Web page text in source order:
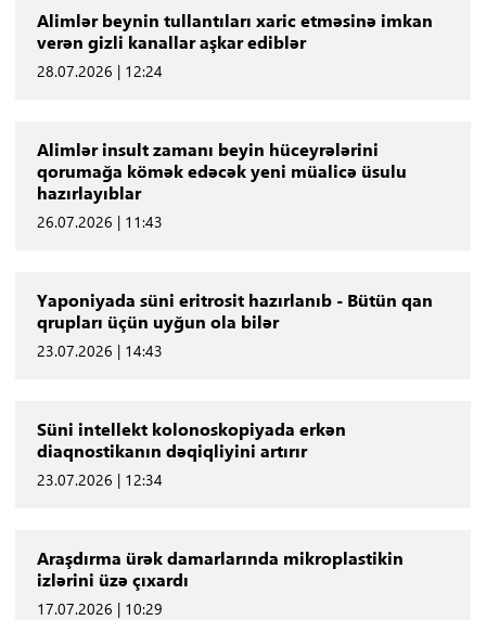
Alimlər beynin tullantıları xaric etməsinə imkan
verən gizli kanallar aşkar ediblər
28.07.2026 | 12:24
Alimlər insult zamanı beyin hüceyrələrini
qorumağa kömək edəcək yeni müalicə üsulu
hazırlayıblar
26.07.2026 | 11:43
Yaponiyada süni eritrosit hazırlanıb - Bütün qan
qrupları üçün uyğun ola bilər
23.07.2026 | 14:43
Süni intellekt kolonoskopiyada erkən
diaqnostikanın dəqiqliyini artırır
23.07.2026 | 12:34
Araşdırma ürək damarlarında mikroplastikin
izlərini üzə çıxardı
17.07.2026 | 10:29